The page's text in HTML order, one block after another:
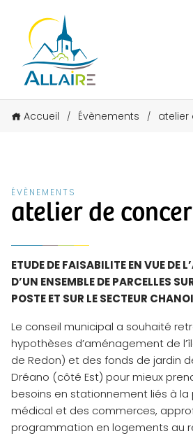
Accueil / Évènements / atelier
ÉVÈNEMENTS
atelier de
ETUDE DE FAISABILITE EN VUE DE
D’UN ENSEMBLE DE PARCELLES
POSTE ET SUR LE SECTEUR
Le conseil municipal a souhaité
hypothèses d’aménagement de
de Redon) et des fonds de jardin
Dréano (côté Est) pour mieux
besoins en stationnement liés à
médical et des commerces,
programmation en logements au